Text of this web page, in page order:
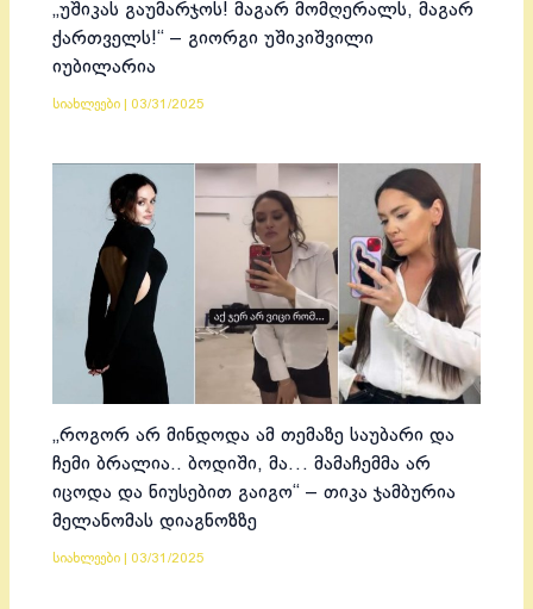
„უშიკას გაუმარჯოს! მაგარ მომღერალს, მაგარ
ქართველს!“ – გიორგი უშიკიშვილი
იუბილარია
სიახლეები 03/31/2025
„როგორ არ მინდოდა ამ თემაზე საუბარი და
ჩემი ბრალია.. ბოდიში, მა… მამაჩემმა არ
იცოდა და ნიუსებით გაიგო“ – თიკა ჯამბურია
მელანომას დიაგნოზზე
სიახლეები 03/31/2025